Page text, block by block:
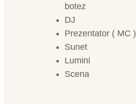
botez
DJ
Prezentator ( MC )
Sunet
Lumini
Scena